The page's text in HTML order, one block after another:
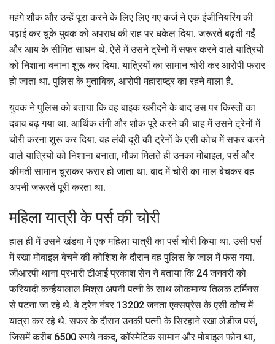
महंगे शौक और उन्हें पूरा करने के लिए लिए गए कर्ज ने एक इंजीनियरिंग की
पढ़ाई कर चुके युवक को अपराध की राह पर धकेल दिया. जरूरतें बढ़ती गईं
और आय के सीमित साधन थे. ऐसे में उसने ट्रेनों में सफर करने वाले यात्रियों
को निशाना बनाना शुरू कर दिया. यात्रियों का सामान चोरी कर आरोपी फरार
हो जाता था. पुलिस के मुताबिक, आरोपी महाराष्ट्र का रहने वाला है.
युवक ने पुलिस को बताया कि वह बाइक खरीदने के बाद उस पर किस्तों का
दबाव बढ़ गया था. आर्थिक तंगी और शौक पूरे करने की चाह में उसने ट्रेनों में
चोरी करना शुरू कर दिया. वह लंबी दूरी की ट्रेनों के एसी कोच में सफर करने
वाले यात्रियों को निशाना बनाता, मौका मिलते ही उनका मोबाइल, पर्स और
कीमती सामान चुराकर फरार हो जाता था. बाद में चोरी का माल बेचकर वह
अपनी जरूरतें पूरी करता था.
महिला यात्री के पर्स की चोरी
हाल ही में उसने खंडवा में एक महिला यात्री का पर्स चोरी किया था. उसी पर्स
में रखा मोबाइल बेचने की कोशिश के दौरान वह पुलिस के जाल में फंस गया.
जीआरपी थाना प्रभारी टीआई प्रकाश सेन ने बताया कि 24 जनवरी को
फरियादी कन्हैयालाल मिश्रा अपनी पत्नी के साथ लोकमान्य तिलक टर्मिनस
से पटना जा रहे थे. वे ट्रेन नंबर 13202 जनता एक्सप्रेस के एसी कोच में
यात्रा कर रहे थे. सफर के दौरान उनकी पत्नी के सिरहाने रखा लेडीज पर्स,
जिसमें करीब 6500 रुपये नकद, कॉस्मेटिक सामान और मोबाइल फोन था,